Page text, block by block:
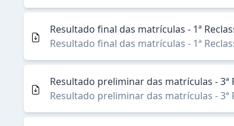
Resultado final das matrículas - 1ª
Resultado final das matrículas - 1ª
Resultado preliminar das matrículas - 3ª
Resultado preliminar das matrículas - 3ª